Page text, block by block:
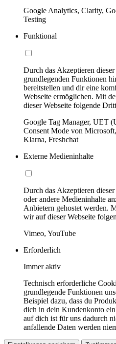
Google Analytics, Clarity,
Testing
Funktional
Durch das Akzeptieren
grundlegenden Funktionen
bereitstellen und dir eine
Webseite ermöglichen. Mit
dieser Webseite folgende
Google Tag Manager, UET
Consent Mode von
Klarna, Freshchat
Externe Medieninhalte
Durch das Akzeptieren
oder andere Medieninhalte
Anbietern gehostet werden.
wir auf dieser Webseite
Vimeo, YouTube
Erforderlich
Immer aktiv
Technisch erforderliche
grundlegende Funktionen
Beispiel dazu, dass du
dich in dein Kundenkonto
auf dich ist für uns dadurch
anfallende Daten werden